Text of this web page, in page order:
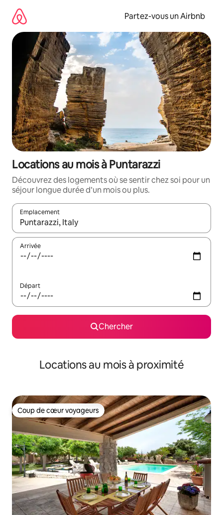
directement
contenu
Partez-vous un Airbnb
Locations au mois à Puntarazzi
Découvrez des logements où se sentir chez soi pour un
séjour longue durée d’un mois ou plus.
Emplacement
Quand les résultats sont affichés, parcourez-les en utilisant
Arrivée
Départ
Chercher
Locations au mois à proximité
Coup de cœur voyageurs
Coup de cœur voyageurs